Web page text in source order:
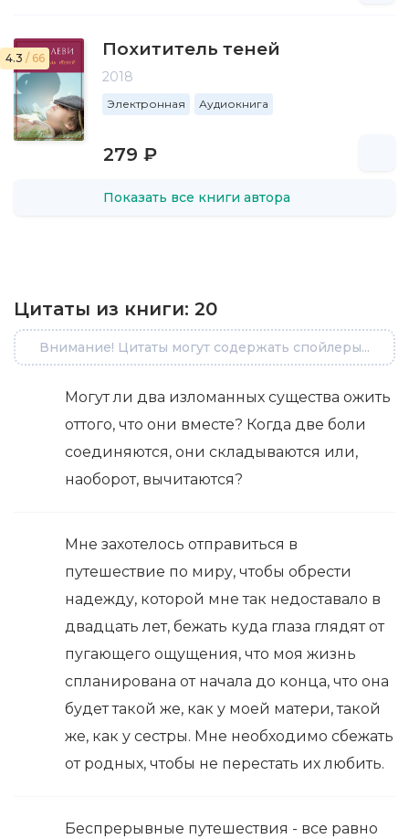
4.3 / 66 Похититель теней
2018
Электронная Аудиокнига
279 ₽
Показать все книги автора
Цитаты из книги: 20
Внимание! Цитаты могут содержать спойлеры...
Могут ли два изломанных существа ожить
оттого, что они вместе? Когда две боли
соединяются, они складываются или,
наоборот, вычитаются?
Мне захотелось отправиться в
путешествие по миру, чтобы обрести
надежду, которой мне так недоставало в
двадцать лет, бежать куда глаза глядят от
пугающего ощущения, что моя жизнь
спланирована от начала до конца, что она
будет такой же, как у моей матери, такой
же, как у сестры. Мне необходимо сбежать
от родных, чтобы не перестать их любить.
Беспрерывные путешествия - все равно